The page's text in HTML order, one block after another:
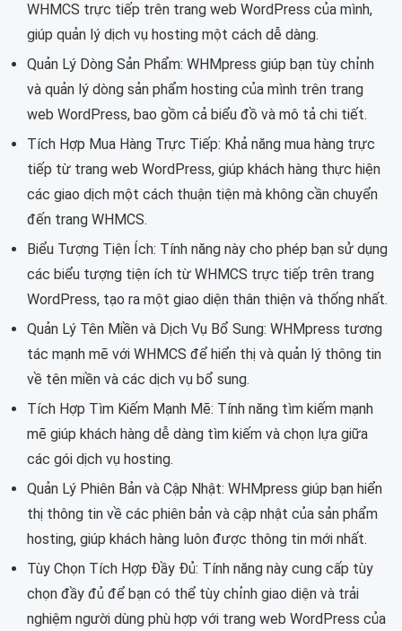
WHMCS trực tiếp trên trang web WordPress của mình,
giúp quản lý dịch vụ hosting một cách dễ dàng.
Quản Lý Dòng Sản Phẩm: WHMpress giúp bạn tùy chỉnh
và quản lý dòng sản phẩm hosting của mình trên trang
web WordPress, bao gồm cả biểu đồ và mô tả chi tiết.
Tích Hợp Mua Hàng Trực Tiếp: Khả năng mua hàng trực
tiếp từ trang web WordPress, giúp khách hàng thực hiện
các giao dịch một cách thuận tiện mà không cần chuyển
đến trang WHMCS.
Biểu Tượng Tiện Ích: Tính năng này cho phép bạn sử dụng
các biểu tượng tiện ích từ WHMCS trực tiếp trên trang
WordPress, tạo ra một giao diện thân thiện và thống nhất.
Quản Lý Tên Miền và Dịch Vụ Bổ Sung: WHMpress tương
tác mạnh mẽ với WHMCS để hiển thị và quản lý thông tin
về tên miền và các dịch vụ bổ sung.
Tích Hợp Tìm Kiếm Mạnh Mẽ: Tính năng tìm kiếm mạnh
mẽ giúp khách hàng dễ dàng tìm kiếm và chọn lựa giữa
các gói dịch vụ hosting.
Quản Lý Phiên Bản và Cập Nhật: WHMpress giúp bạn hiển
thị thông tin về các phiên bản và cập nhật của sản phẩm
hosting, giúp khách hàng luôn được thông tin mới nhất.
Tùy Chọn Tích Hợp Đầy Đủ: Tính năng này cung cấp tùy
chọn đầy đủ để bạn có thể tùy chỉnh giao diện và trải
nghiệm người dùng phù hợp với trang web WordPress của